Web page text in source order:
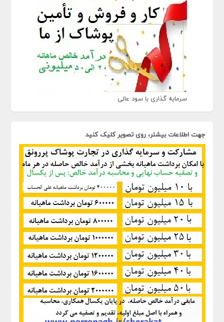
سرمایه گذاری با سود عالی
جهت اطلاعات بیشتر، روی تصویر کلیک کنید